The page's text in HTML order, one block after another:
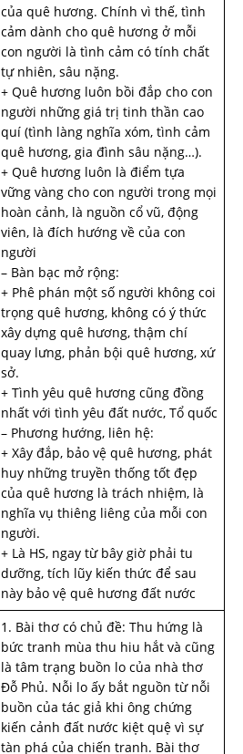
của quê hương. Chính vì thế, tình
cảm dành cho quê hương ở mỗi
con người là tình cảm có tính chất
tự nhiên, sâu nặng.
+ Quê hương luôn bồi đắp cho con
người những giá trị tinh thần cao
quí (tình làng nghĩa xóm, tình cảm
quê hương, gia đình sâu nặng…).
+ Quê hương luôn là điểm tựa
vững vàng cho con người trong mọi
hoàn cảnh, là nguồn cổ vũ, động
viên, là đích hướng về của con
người
– Bàn bạc mở rộng:
+ Phê phán một số người không coi
trọng quê hương, không có ý thức
xây dựng quê hương, thậm chí
quay lưng, phản bội quê hương, xứ
sở.
+ Tình yêu quê hương cũng đồng
nhất với tình yêu đất nước, Tổ quốc
– Phương hướng, liên hệ:
+ Xây đắp, bảo vệ quê hương, phát
huy những truyền thống tốt đẹp
của quê hương là trách nhiệm, là
nghĩa vụ thiêng liêng của mỗi con
người.
+ Là HS, ngay từ bây giờ phải tu
dưỡng, tích lũy kiến thức để sau
này bảo vệ quê hương đất nước
1. Bài thơ có chủ đề: Thu hứng là
bức tranh mùa thu hiu hắt và cũng
là tâm trạng buồn lo của nhà thơ
Đỗ Phủ. Nỗi lo ấy bắt nguồn từ nỗi
buồn của tác giả khi ông chứng
kiến cảnh đất nước kiệt quệ vì sự
tàn phá của chiến tranh. Bài thơ